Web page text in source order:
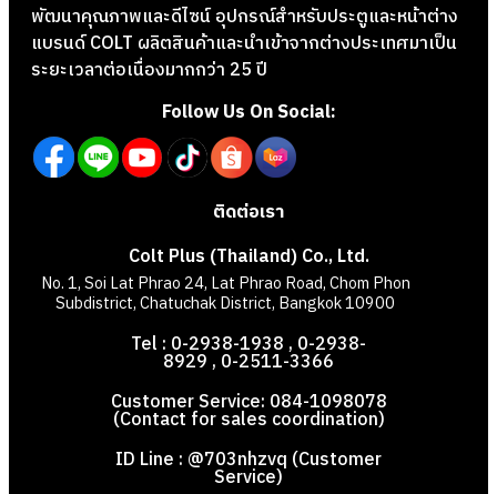
พัฒนาคุณภาพและดีไซน์ อุปกรณ์สำหรับประตูและหน้าต่าง
แบรนด์ COLT ผลิตสินค้าและนำเข้าจากต่างประเทศมาเป็น
ระยะเวลาต่อเนื่องมากกว่า 25 ปี
Follow Us On Social:
ติดต่อเรา
Colt Plus (Thailand) Co., Ltd.
No. 1, Soi Lat Phrao 24, Lat Phrao Road, Chom Phon
Subdistrict, Chatuchak District, Bangkok 10900
Tel : 0-2938-1938 , 0-2938-
8929 , 0-2511-3366
Customer Service: 084-1098078
(Contact for sales coordination)
ID Line : @703nhzvq (Customer
Service)